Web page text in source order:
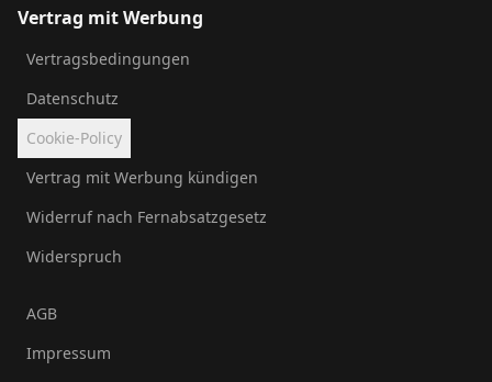
Vertrag mit Werbung
Vertragsbedingungen
Datenschutz
Cookie-Policy
Vertrag mit Werbung kündigen
Widerruf nach Fernabsatzgesetz
Widerspruch
AGB
Impressum